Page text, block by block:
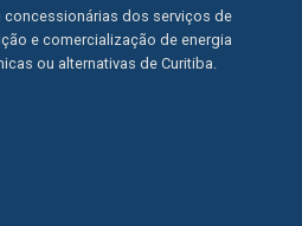
dos serviços de
e comercialização de energia
ou alternativas de Curitiba.